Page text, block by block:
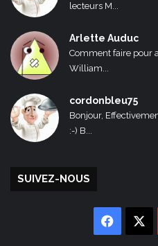
lecteurs M...
Arlette Auduc
Comment faire pour
William...
cordonbleu75
Bonjour,
:-) B...
SUIVEZ-NOUS